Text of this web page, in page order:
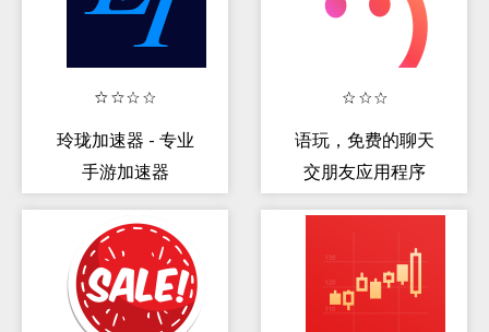
玲珑加速器 - 专业
手游加速器
语玩，免费的聊天
交朋友应用程序